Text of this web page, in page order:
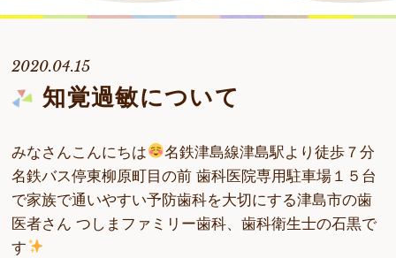
2020.04.15
知覚過敏について
みなさんこんにちは
名鉄津島線津島駅より徒歩７分
名鉄バス停東柳原町目の前 歯科医院専用駐車場１５台
で家族で通いやすい予防歯科を大切にする津島市の歯
医者さん つしまファミリー歯科、歯科衛生士の石黒で
す